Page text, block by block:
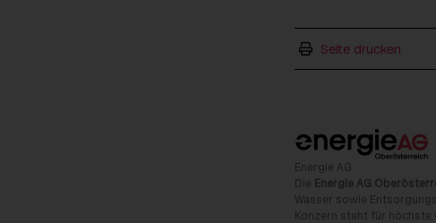
Seite drucken
Energie AG
Die Energie AG
Wasser sowie
Konzern steht für höchste